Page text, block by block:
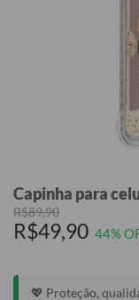
Capinha para
R$89,90
R$49,90 44%
💖 Proteção,